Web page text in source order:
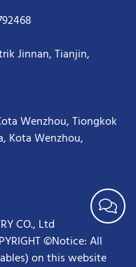
Jinnan, Tianjin,
Wenzhou, Tiongkok
Kota Wenzhou,
CO., Ltd
©Notice: All
on this website